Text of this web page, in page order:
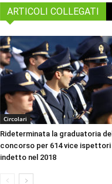
ARTICOLI COLLEGATI
Circolari
Rideterminata la graduatoria del
concorso per 614 vice ispettori
indetto nel 2018